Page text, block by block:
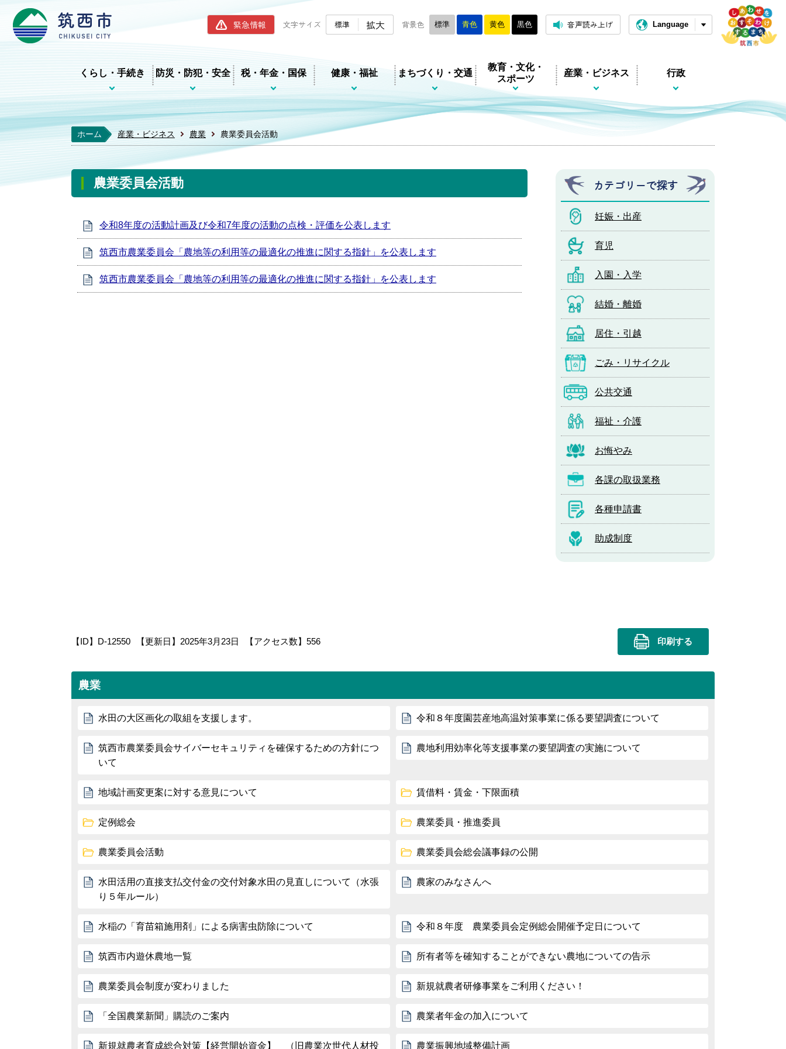
筑西市ホームページ
緊急情報 文字サイズ 標準 拡大 背景色 標準 青色 黄色 黒色 音声読み上げ Language
くらし・手続き 防災・防犯・安全 税・年金・国保 健康・福祉 まちづくり・交通
教育・文化・
スポーツ
産業・ビジネス 行政
ホーム 産業・ビジネス 農業 農業委員会活動
農業委員会活動
令和8年度の活動計画及び令和7年度の活動の点検・評価を公表します
筑西市農業委員会「農地等の利用等の最適化の推進に関する指針」を公表します
筑西市農業委員会「農地等の利用等の最適化の推進に関する指針」を公表します
【ID】 D-12550 【更新日】 2025年3月23日 【アクセス数】 556 印刷する
カテゴリーで探す
妊娠・出産
育児
入園・入学
結婚・離婚
居住・引越
ごみ・リサイクル
公共交通
福祉・介護
お悔やみ
各課の取扱業務
各種申請書
助成制度
農業
水田の大区画化の取組を支援します。 令和８年度園芸産地高温対策事業に係る要望調査について
筑西市農業委員会サイバーセキュリティを確保するための方針につ
いて
農地利用効率化等支援事業の要望調査の実施について
地域計画変更案に対する意見について 賃借料・賃金・下限面積
定例総会 農業委員・推進委員
農業委員会活動 農業委員会総会議事録の公開
水田活用の直接支払交付金の交付対象水田の見直しについて（水張
り５年ルール）
農家のみなさんへ
水稲の「育苗箱施用剤」による病害虫防除について 令和８年度 農業委員会定例総会開催予定日について
筑西市内遊休農地一覧 所有者等を確知することができない農地についての告示
農業委員会制度が変わりました 新規就農者研修事業をご利用ください！
「全国農業新聞」購読のご案内 農業者年金の加入について
新規就農者育成総合対策【経営開始資金】 （旧農業次世代人材投 農業振興地域整備計画